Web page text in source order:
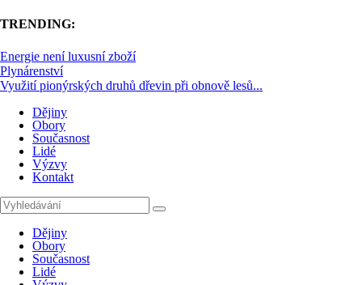
TRENDING:
Energie není luxusní zboží
Plynárenství
Využití pionýrských druhů dřevin při obnově lesů...
Dějiny
Obory
Současnost
Lidé
Výzvy
Kontakt
Dějiny
Obory
Současnost
Lidé